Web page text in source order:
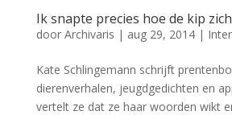
Ik snapte precies hoe de kip
door Archivaris | aug 29, 2014|
Kate Schlingemann schrijft
dierenverhalen, jeugdgedichten en
vertelt ze dat ze haar woorden wikt